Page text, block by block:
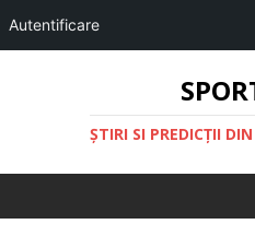
Autentificare
ŞTIRI SI PREDICŢII